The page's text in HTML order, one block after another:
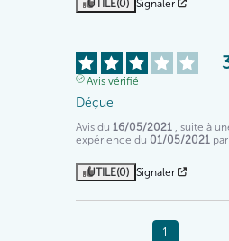
UTILE(0) Signaler
Avis vérifié
Déçue
Avis du 16/05/2021
, suite à
expérience du 01/05/2021
UTILE(0) Signaler
1